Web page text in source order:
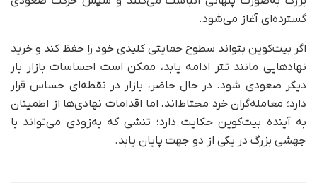
گسترده‌ای آغاز می‌شود.
اگر بیت‌کوین بتواند سطوح حمایتی کلیدی خود را حفظ کند و خرید
نهادهایی مانند تتر ادامه یابد، ممکن است احساسات بازار بار
دیگر صعودی شود. در حال حاضر، بازار در نقطه‌ای حساس قرار
دارد؛ معامله‌گران خرد محتاط‌اند، اما اقدامات نهادی‌ها از اطمینان
به آینده بیت‌کوین حکایت دارد؛ تنشی که به‌زودی می‌تواند با
جهشی بزرگ در یکی از دو جهت پایان یابد.